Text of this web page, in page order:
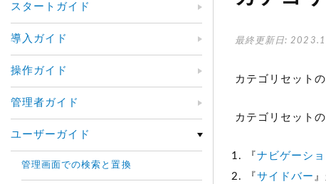
最終更新日:
カテゴリセット
カテゴリセット
『ナビゲーショ
『サイドバー
スタートガイド
導入ガイド
操作ガイド
管理者ガイド
ユーザーガイド
管理画面での検索と置換